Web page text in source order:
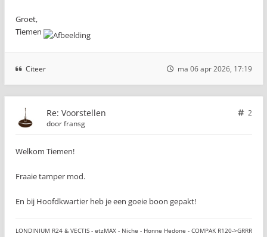
Groet,
Tiemen
Citeer ma 06 apr 2026, 17:19
Re: Voorstellen
2
doorfransg
Welkom Tiemen!
Fraaie tamper mod.
En bij Hoofdkwartier heb je een goeie boon gepakt!
LONDINIUM R24 & VECTIS - etzMAX - Niche - Honne Hedone - COMPAK R120->GRRR